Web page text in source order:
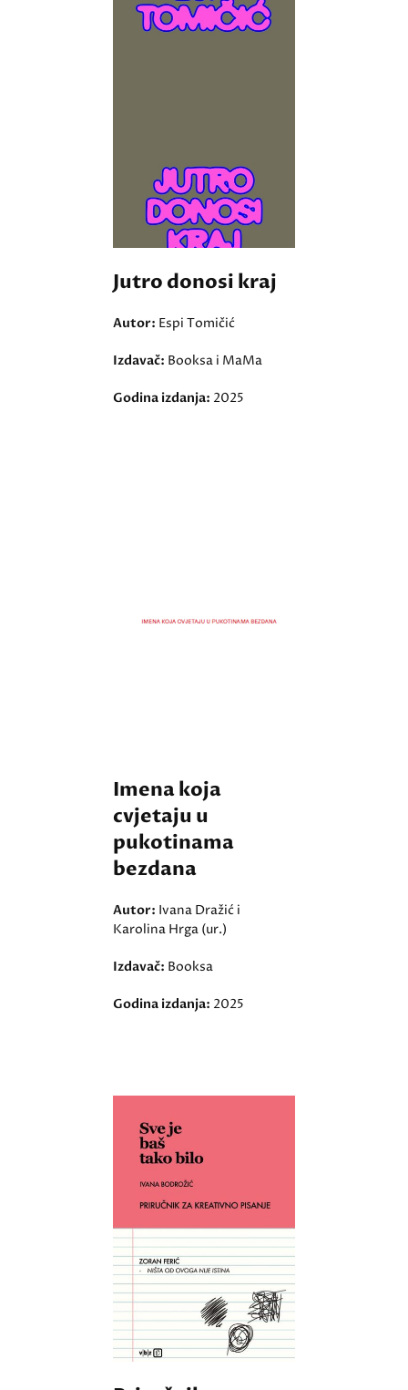
Jutro donosi kraj
Autor: Espi Tomičić
Izdavač: Booksa i MaMa
Godina izdanja: 2025
Imena koja
cvjetaju u
pukotinama
bezdana
Autor: Ivana Dražić i
Karolina Hrga (ur.)
Izdavač: Booksa
Godina izdanja: 2025